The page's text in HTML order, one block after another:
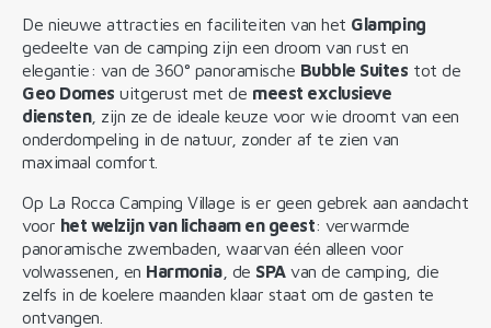
De nieuwe attracties en faciliteiten van het Glamping
gedeelte van de camping zijn een droom van rust en
elegantie: van de 360° panoramische Bubble Suites tot de
Geo Domes uitgerust met de meest exclusieve
diensten, zijn ze de ideale keuze voor wie droomt van een
onderdompeling in de natuur, zonder af te zien van
maximaal comfort.
Op La Rocca Camping Village is er geen gebrek aan aandacht
voor het welzijn van lichaam en geest: verwarmde
panoramische zwembaden, waarvan één alleen voor
volwassenen, en Harmonia, de SPAvan de camping, die
zelfs in de koelere maanden klaar staat om de gasten te
ontvangen.